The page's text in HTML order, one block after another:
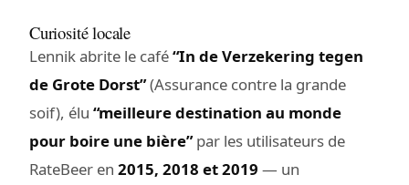
Curiosité locale
Lennik abrite le café“In de Verzekering tegen
de Grote Dorst”(Assurance contre la grande
soif), élu “meilleure destination au monde
pour boire une bière”par les utilisateurs de
RateBeer en 2015, 2018 et 2019 — un